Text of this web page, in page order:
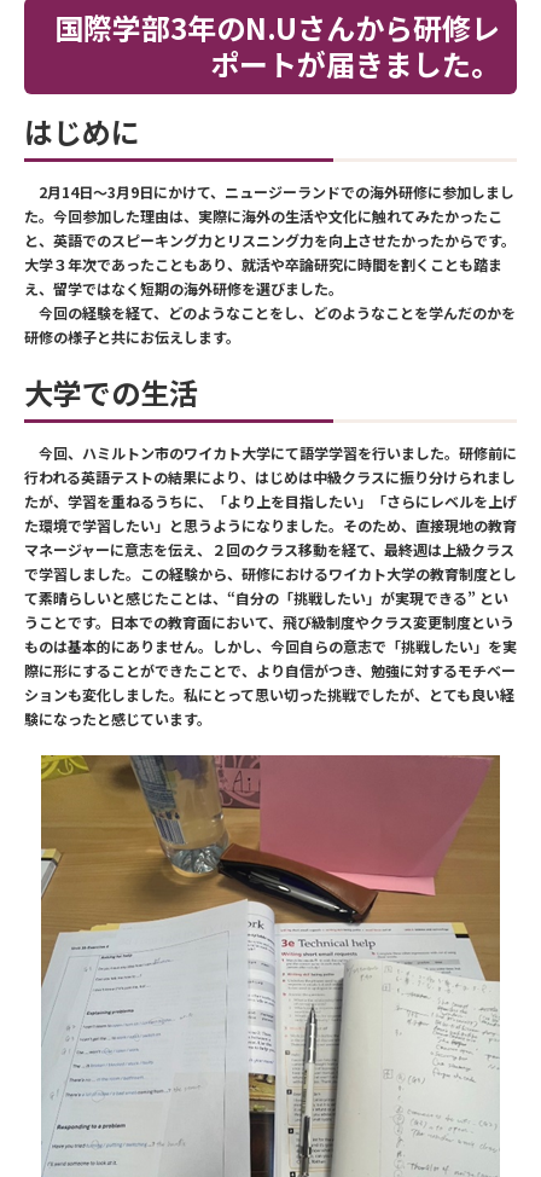
国際学部3年のN.Uさんから研修レ
ポートが届きました。
はじめに
2月14日～3月9日にかけて、ニュージーランドでの海外研修に参加しまし
た。今回参加した理由は、実際に海外の生活や文化に触れてみたかったこ
と、英語でのスピーキング力とリスニング力を向上させたかったからです。
大学３年次であったこともあり、就活や卒論研究に時間を割くことも踏ま
え、留学ではなく短期の海外研修を選びました。
今回の経験を経て、どのようなことをし、どのようなことを学んだのかを
研修の様子と共にお伝えします。
大学での生活
今回、ハミルトン市のワイカト大学にて語学学習を行いました。研修前に
行われる英語テストの結果により、はじめは中級クラスに振り分けられまし
たが、学習を重ねるうちに、「より上を目指したい」「さらにレベルを上げ
た環境で学習したい」と思うようになりました。そのため、直接現地の教育
マネージャーに意志を伝え、２回のクラス移動を経て、最終週は上級クラス
で学習しました。この経験から、研修におけるワイカト大学の教育制度とし
て素晴らしいと感じたことは、“自分の「挑戦したい」が実現できる” とい
うことです。日本での教育面において、飛び級制度やクラス変更制度という
ものは基本的にありません。しかし、今回自らの意志で「挑戦したい」を実
際に形にすることができたことで、より自信がつき、勉強に対するモチベー
ションも変化しました。私にとって思い切った挑戦でしたが、とても良い経
験になったと感じています。